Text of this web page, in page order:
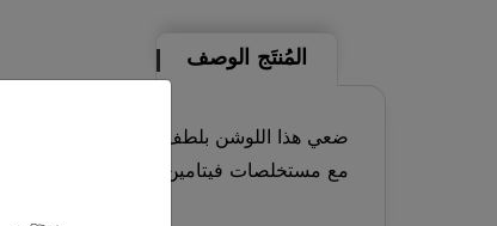
المُنتَج الوصف
مع مستخلصات فيتامين هـ والأفوكادو،